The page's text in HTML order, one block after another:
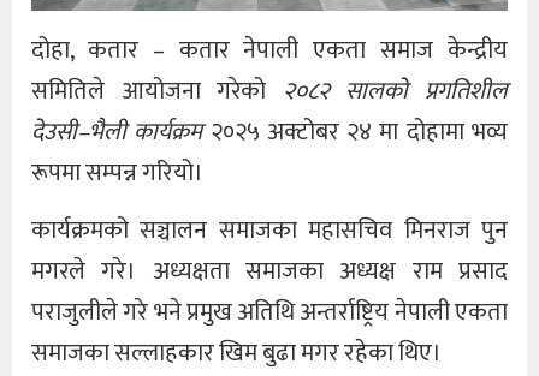
दोहा, कतार – कतार नेपाली एकता समाज केन्द्रीय
समितिले आयोजना गरेको २०८२ सालको प्रगतिशील
देउसी–भैली कार्यक्रम२०२५ अक्टोबर २४ मा दोहामा भव्य
रूपमा सम्पन्न गरियो।
कार्यक्रमको सञ्चालन समाजका महासचिव मिनराज पुन
मगरले गरे। अध्यक्षता समाजका अध्यक्ष राम प्रसाद
पराजुलीले गरे भने प्रमुख अतिथि अन्तर्राष्ट्रिय नेपाली एकता
समाजका सल्लाहकार खिम बुढा मगर रहेका थिए।